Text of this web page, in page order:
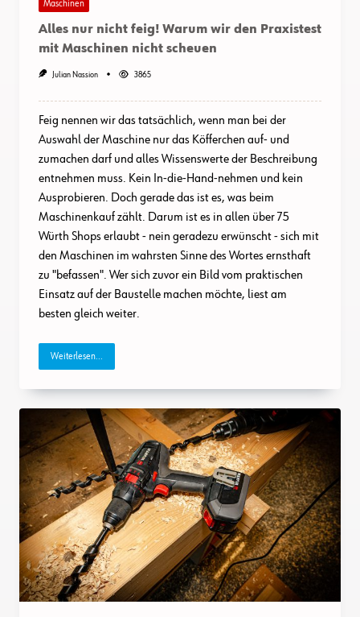
Maschinen
Alles nur nicht feig! Warum wir den Praxistest
mit Maschinen nicht scheuen
Julian Nassion 3865
Feig nennen wir das tatsächlich, wenn man bei der
Auswahl der Maschine nur das Köfferchen auf- und
zumachen darf und alles Wissenswerte der Beschreibung
entnehmen muss. Kein In-die-Hand-nehmen und kein
Ausprobieren. Doch gerade das ist es, was beim
Maschinenkauf zählt. Darum ist es in allen über 75
Würth Shops erlaubt - nein geradezu erwünscht - sich mit
den Maschinen im wahrsten Sinne des Wortes ernsthaft
zu "befassen". Wer sich zuvor ein Bild vom praktischen
Einsatz auf der Baustelle machen möchte, liest am
besten gleich weiter.
Weiterlesen...